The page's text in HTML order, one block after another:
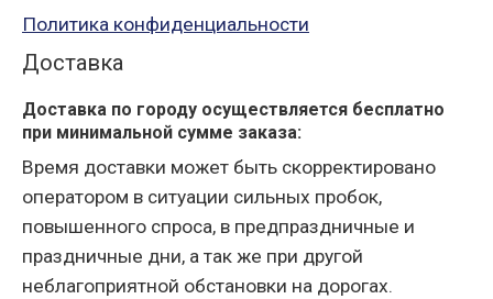
Политика конфиденциальности
Доставка
Доставка по городу осуществляется бесплатно
при минимальной сумме заказа:
Время доставки может быть скорректировано
оператором в ситуации сильных пробок,
повышенного спроса, в предпраздничные и
праздничные дни, а так же при другой
неблагоприятной обстановки на дорогах.